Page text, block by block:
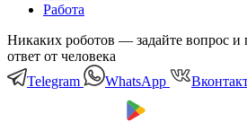
Работа
Никаких роботов — задайте вопрос и
ответ от человека
Telegram
WhatsApp